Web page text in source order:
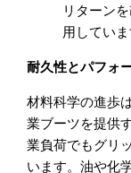
リターン
用していま
耐久性とパフォ
材料科学の進歩
業ブーツを提供
業負荷でもグリ
います。油や化